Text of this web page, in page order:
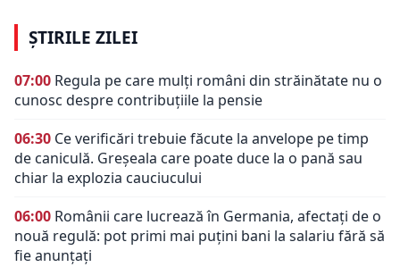
ȘTIRILE ZILEI
07:00 Regula pe care mulți români din străinătate nu o
cunosc despre contribuțiile la pensie
06:30 Ce verificări trebuie făcute la anvelope pe timp
de caniculă. Greșeala care poate duce la o pană sau
chiar la explozia cauciucului
06:00 Românii care lucrează în Germania, afectați de o
nouă regulă: pot primi mai puțini bani la salariu fără să
fie anunțați